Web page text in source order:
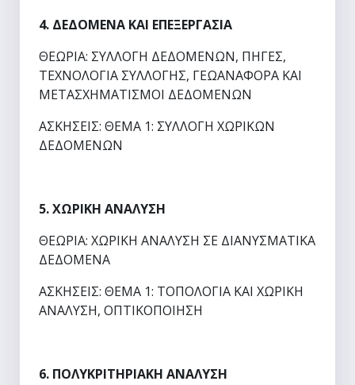
4. ΔΕΔΟΜΕΝΑ ΚΑΙ ΕΠΕΞΕΡΓΑΣΙΑ
ΘΕΩΡΙΑ: ΣΥΛΛΟΓΗ ΔΕΔΟΜΕΝΩΝ, ΠΗΓΕΣ,
ΤΕΧΝΟΛΟΓΙΑ ΣΥΛΛΟΓΗΣ, ΓΕΩΑΝΑΦΟΡΑ ΚΑΙ
ΜΕΤΑΣΧΗΜΑΤΙΣΜΟΙ ΔΕΔΟΜΕΝΩΝ
ΑΣΚΗΣΕΙΣ: ΘΕΜΑ 1: ΣΥΛΛΟΓΗ ΧΩΡΙΚΩΝ
ΔΕΔΟΜΕΝΩΝ
5. ΧΩΡΙΚΗ ΑΝΑΛΥΣΗ
ΘΕΩΡΙΑ: ΧΩΡΙΚΗ ΑΝΑΛΥΣΗ ΣΕ ΔΙΑΝΥΣΜΑΤΙΚΑ
ΔΕΔΟΜΕΝΑ
ΑΣΚΗΣΕΙΣ: ΘΕΜΑ 1: ΤΟΠΟΛΟΓΙΑ ΚΑΙ ΧΩΡΙΚΗ
ΑΝΑΛΥΣΗ, ΟΠΤΙΚΟΠΟΙΗΣΗ
6. ΠΟΛΥΚΡΙΤΗΡΙΑΚΗ ΑΝΑΛΥΣΗ